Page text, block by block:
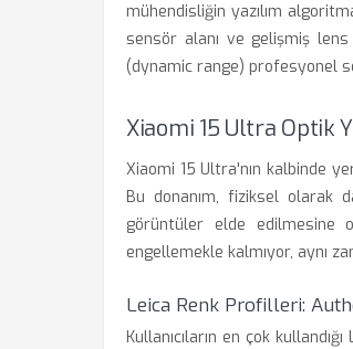
mühendisliğin yazılım
sensör alanı ve gelişmiş lens
(dynamic range) profesyonel
Xiaomi 15 Ultra Optik
Xiaomi 15 Ultra'nın kalbinde
Bu donanım, fiziksel olarak
görüntüler elde edilmesine
engellemekle kalmıyor, aynı
Leica Renk Profilleri:
Kullanıcıların en çok